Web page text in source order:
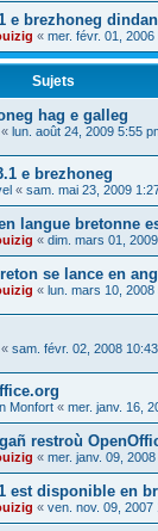
e brezhoneg
« mer. févr. 01, 2006
Sujets
hag e galleg
« lun. août 24, 2009 5:55
e brezhoneg
« sam. mai 23, 2009
langue bretonne
« dim. mars 01,
se lance en
« lun. mars 10, 2008
« sam. févr. 02, 2008
Monfort « mer. janv. 16,
restroù
« mer. janv. 09,
est disponible en
« ven. nov. 09, 2007